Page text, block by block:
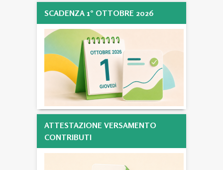
SCADENZA 1° OTTOBRE 2026
ATTESTAZIONE VERSAMENTO
CONTRIBUTI